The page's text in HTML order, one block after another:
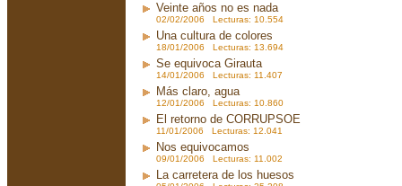
Veinte años no es nada
02/02/2006 Lecturas: 10.554
Una cultura de colores
18/01/2006 Lecturas: 13.694
Se equivoca Girauta
14/01/2006 Lecturas: 11.407
Más claro, agua
12/01/2006 Lecturas: 10.860
El retorno de CORRUPSOE
11/01/2006 Lecturas: 12.041
Nos equivocamos
09/01/2006 Lecturas: 11.002
La carretera de los huesos